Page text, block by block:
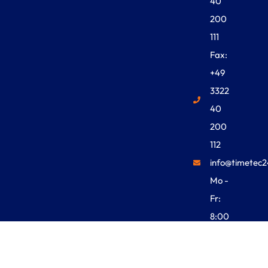
200
111
Fax:
+49
3322
40
200
112
Mo -
Fr:
8:00